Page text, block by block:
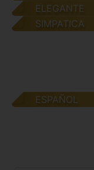
ELEGANTE
SIMPATICA
ESPAÑOL